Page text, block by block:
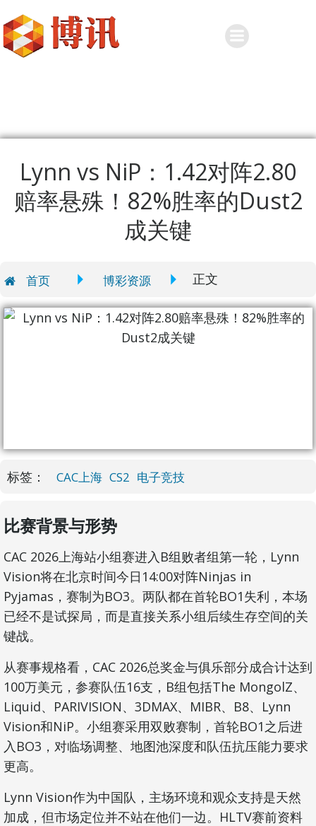
Lynn vs NiP：1.42对阵2.80
赔率悬殊！82%胜率的Dust2
成关键
首页 博彩资源 正文
标签： CAC上海 CS2 电子竞技
比赛背景与形势
CAC 2026上海站小组赛进入B组败者组第一轮，Lynn
Vision将在北京时间今日14:00对阵Ninjas in
Pyjamas，赛制为BO3。两队都在首轮BO1失利，本场
已经不是试探局，而是直接关系小组后续生存空间的关
键战。
从赛事规格看，CAC 2026总奖金与俱乐部分成合计达到
100万美元，参赛队伍16支，B组包括The MongolZ、
Liquid、PARIVISION、3DMAX、MIBR、B8、Lynn
Vision和NiP。小组赛采用双败赛制，首轮BO1之后进
入BO3，对临场调整、地图池深度和队伍抗压能力要求
更高。
Lynn Vision作为中国队，主场环境和观众支持是天然
加成，但市场定位并不站在他们一边。HLTV赛前资料